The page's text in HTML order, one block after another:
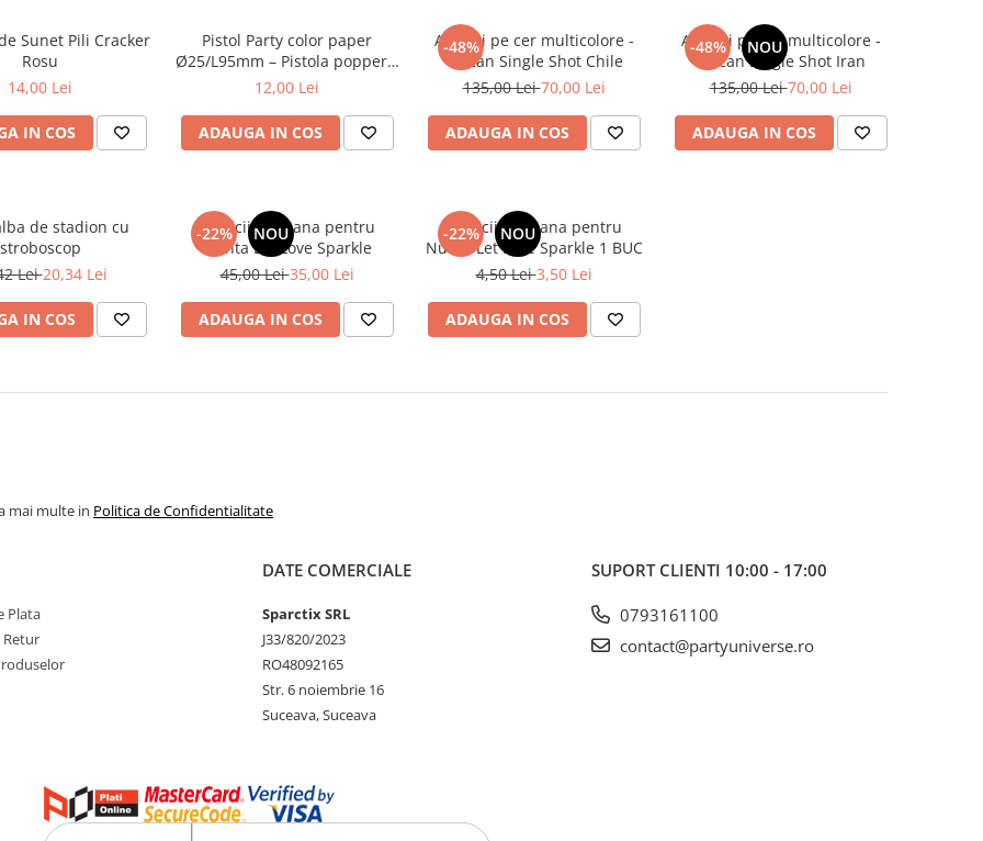
Sunet Pili Cracker
Rosu
14,00 Lei
IN COS
Pistol Party color paper
Ø25/L95mm – Pistola popper –
set 6 bucati
12,00 Lei
ADAUGA IN COS
-48%
Artificii pe cer multicolore -
Vulcan Single Shot Chile
135,00 Lei70,00 Lei
ADAUGA IN COS
-48% NOU
Artificii pe cer multicolore -
Vulcan Single Shot Iran
135,00 Lei70,00 Lei
ADAUGA IN COS
de stadion cu
stroboscop
Lei20,34 Lei
IN COS
-22% NOU
Artificii de Mana pentru
Nunta Let Love Sparkle
45,00 Lei35,00 Lei
ADAUGA IN COS
-22% NOU
Artificii de Mana pentru
Nunta Let Love Sparkle 1 BUC
4,50 Lei3,50 Lei
ADAUGA IN COS
mai multe in Politica de Confidentialitate
Plata
Retur
DATE COMERCIALE
Sparctix SRL
J33/820/2023
RO48092165
Str. 6 noiembrie 16
Suceava, Suceava
SUPORT CLIENTI 10:00 - 17:00
0793161100
contact@partyuniverse.ro